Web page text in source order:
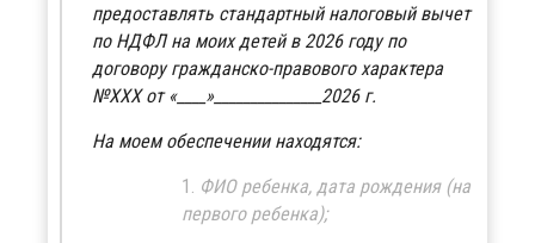
предоставлять стандартный налоговый вычет
по НДФЛ на моих детей в 2026 году по
договору гражданско-правового характера
№ХХХ от «____»_______________2026 г.
На моем обеспечении находятся:
ФИО ребенка, дата рождения (на
первого ребенка);